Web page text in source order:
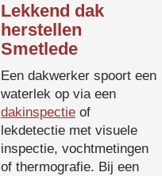
Lekkend dak
herstellen
Smetlede
Een dakwerker spoort een
waterlek op via een
dakinspectie of
lekdetectie met visuele
inspectie, vochtmetingen
of thermografie. Bij een